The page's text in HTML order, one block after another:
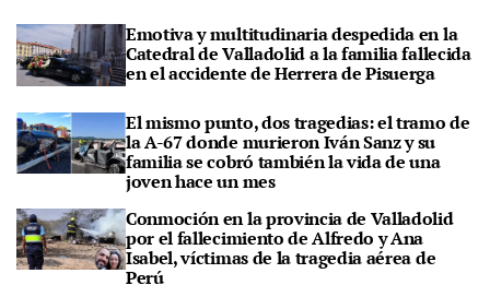
Emotiva y multitudinaria despedida en la
Catedral de Valladolid a la familia fallecida
en el accidente de Herrera de Pisuerga
El mismo punto, dos tragedias: el tramo de
la A-67 donde murieron Iván Sanz y su
familia se cobró también la vida de una
joven hace un mes
Conmoción en la provincia de Valladolid
por el fallecimiento de Alfredo y Ana
Isabel, víctimas de la tragedia aérea de
Perú